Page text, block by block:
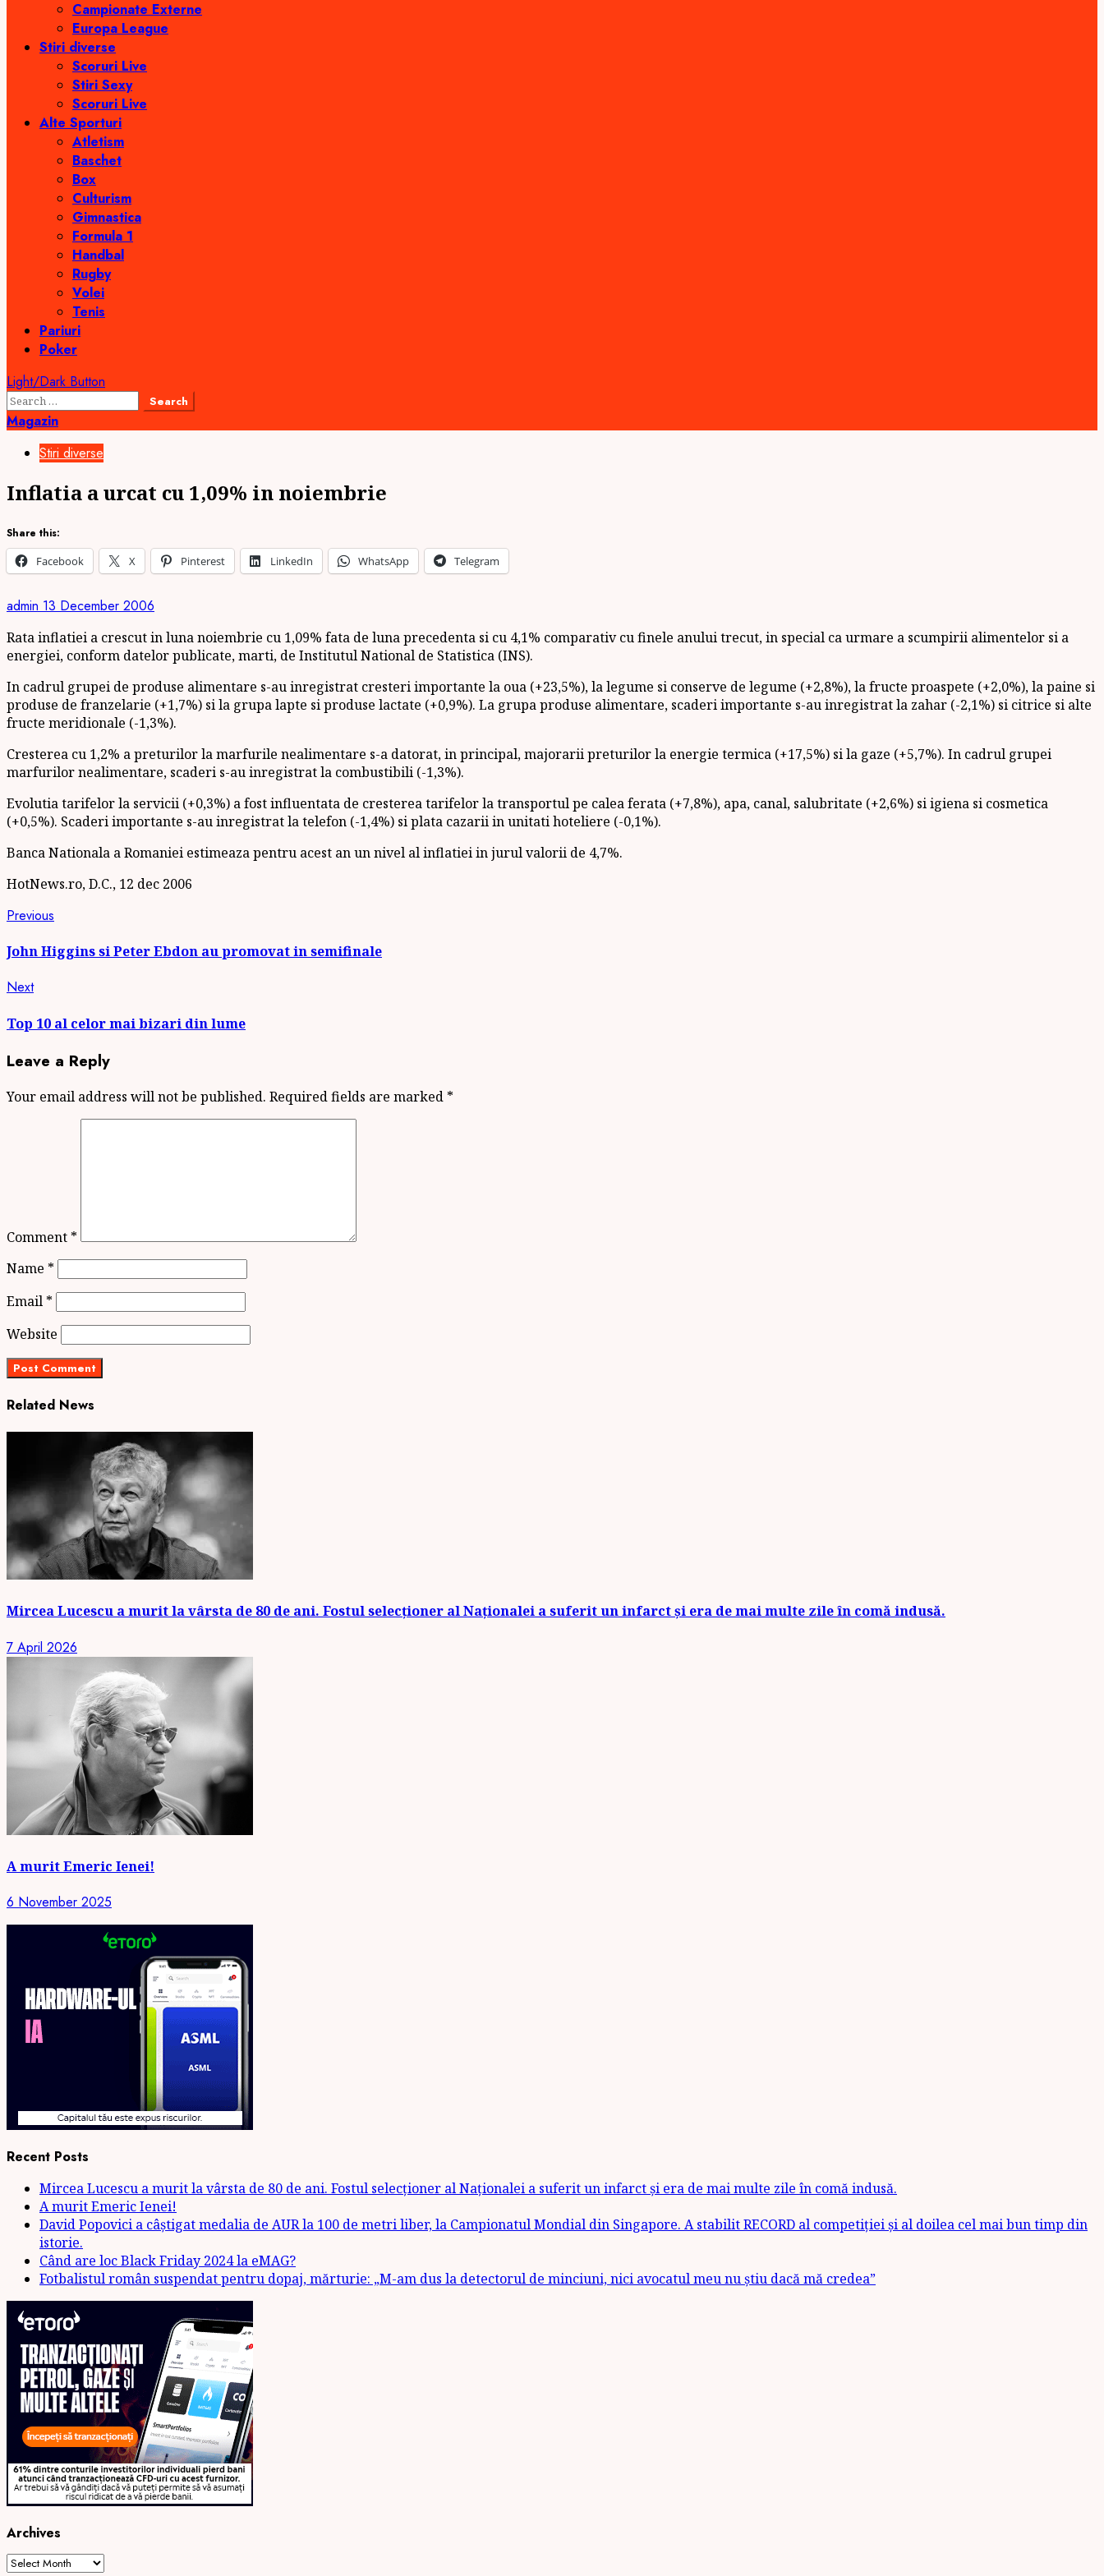
Campionate Externe
Europa League
Stiri diverse
Scoruri Live
Stiri Sexy
Scoruri Live
Alte Sporturi
Atletism
Baschet
Box
Culturism
Gimnastica
Formula 1
Handbal
Rugby
Volei
Tenis
Pariuri
Poker
Light/Dark Button
Search
for:
Magazin
Stiri diverse
Inflatia a urcat cu 1,09% in noiembrie
Share this:
Facebook
X Pinterest LinkedIn WhatsApp Telegram
admin 13 December 2006
Rata inflatiei a crescut in luna noiembrie cu 1,09% fata de luna precedenta si cu 4,1% comparativ cu finele anului trecut, in special ca urmare a scumpirii alimentelor si a
energiei, conform datelor publicate, marti, de Institutul National de Statistica (INS).
In cadrul grupei de produse alimentare s-au inregistrat cresteri importante la oua (+23,5%), la legume si conserve de legume (+2,8%), la fructe proaspete (+2,0%), la paine si
produse de franzelarie (+1,7%) si la grupa lapte si produse lactate (+0,9%). La grupa produse alimentare, scaderi importante s-au inregistrat la zahar (-2,1%) si citrice si alte
fructe meridionale (-1,3%).
Cresterea cu 1,2% a preturilor la marfurile nealimentare s-a datorat, in principal, majorarii preturilor la energie termica (+17,5%) si la gaze (+5,7%). In cadrul grupei
marfurilor nealimentare, scaderi s-au inregistrat la combustibili (-1,3%).
Evolutia tarifelor la servicii (+0,3%) a fost influentata de cresterea tarifelor la transportul pe calea ferata (+7,8%), apa, canal, salubritate (+2,6%) si igiena si cosmetica
(+0,5%). Scaderi importante s-au inregistrat la telefon (-1,4%) si plata cazarii in unitati hoteliere (-0,1%).
Banca Nationala a Romaniei estimeaza pentru acest an un nivel al inflatiei in jurul valorii de 4,7%.
HotNews.ro, D.C., 12 dec 2006
Continue
Reading
Previous
John Higgins si Peter Ebdon au promovat in semifinale
NextNext
Top 10 al celor mai bizari din lume
Leave a Reply
Your email address will not be published. Required fields are marked *
Comment *
Name *
Email *
Website
Related News
Mircea Lucescu a murit la vârsta de 80 de ani. Fostul selecționer al Naționalei a suferit un infarct și era de mai multe zile în comă indusă.
7 April 2026
A murit Emeric Ienei!
6 November 2025
Recent Posts
Mircea Lucescu a murit la vârsta de 80 de ani. Fostul selecționer al Naționalei a suferit un infarct și era de mai multe zile în comă indusă.
A murit Emeric Ienei!
David Popovici a câștigat medalia de AUR la 100 de metri liber, la Campionatul Mondial din Singapore. A stabilit RECORD al competiției și al doilea cel mai bun timp din
istorie.
Când are loc Black Friday 2024 la eMAG?
Fotbalistul român suspendat pentru dopaj, mărturie: „M-am dus la detectorul de minciuni, nici avocatul meu nu știu dacă mă credea”
Archives
Archives